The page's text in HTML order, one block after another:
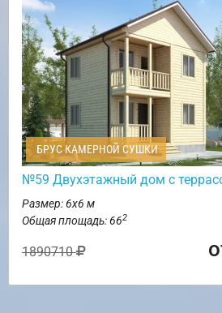
БРУС КАМЕРНОЙ СУШКИ
№59 Двухэтажный дом с
Размер: 6х6 м
Общая площадь: 662
1890710